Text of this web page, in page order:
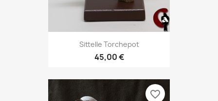
Sittelle Torchepot
45,00 €
favorite_border